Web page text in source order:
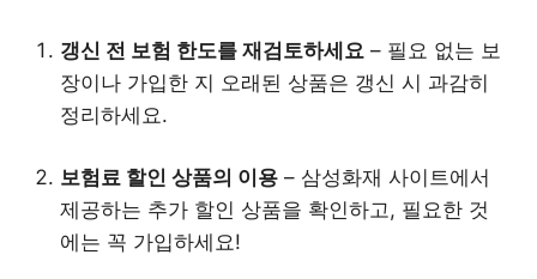
갱신 전 보험 한도를 재검토하세요 – 필요 없는 보
장이나 가입한 지 오래된 상품은 갱신 시 과감히
정리하세요.
보험료 할인 상품의 이용 – 삼성화재 사이트에서
제공하는 추가 할인 상품을 확인하고, 필요한 것
에는 꼭 가입하세요!